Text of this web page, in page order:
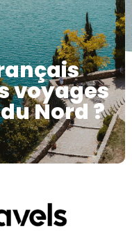
voyages
Nord ?